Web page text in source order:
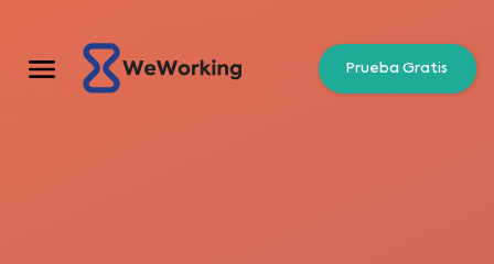
Prueba Gratis